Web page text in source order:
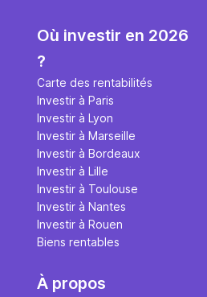
Où investir en 2026
?
Carte des rentabilités
Investir à Paris
Investir à Lyon
Investir à Marseille
Investir à Bordeaux
Investir à Lille
Investir à Toulouse
Investir à Nantes
Investir à Rouen
Biens rentables
À propos